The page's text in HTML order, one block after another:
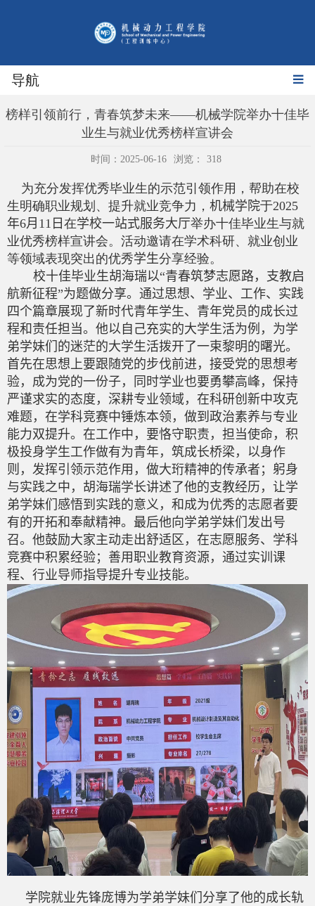
导航
榜样引领前行，青春筑梦未来——机械学院举办十佳毕
业生与就业优秀榜样宣讲会
时间：2025-06-16 浏览： 318
为充分发挥优秀毕业生的示范引领作用，帮助在校
生明确职业规划、提升就业竞争力， 机械学院于2025
年6月 11 日 在学校一站式服务大厅举办十佳毕业生与就
业优秀榜样宣讲会。活动邀请在学术科研、就业创业
等领域表现突出的优秀学生分享经验。
校十佳毕业生胡海瑞以“青春筑梦志愿路，支教启
航新征程”为题做分享。通过思想、学业、工作、实践
四个篇章展现了新时代青年学生、青年党员的成长过
程和责任担当。他以自己充实的大学生活为例，为学
弟学妹们的迷茫的大学生活拨开了一束黎明的曙光。
首先在思想上要跟随党的步伐前进，接受党的思想考
验，成为党的一份子，同时学业也要勇攀高峰，保持
严谨求实的态度，深耕专业领域，在科研创新中攻克
难题，在学科竞赛中锤炼本领，做到政治素养与专业
能力双提升。在工作中，要恪守职责，担当使命，积
极投身学生工作做有为青年，筑成长桥梁，以身作
则，发挥引领示范作用，做大珩精神的传承者；躬身
与实践之中，胡海瑞学长讲述了他的支教经历，让学
弟学妹们感悟到实践的意义，和成为优秀的志愿者要
有的开拓和奉献精神。最后他向学弟学妹们发出号
召。他鼓励大家主动走出舒适区，在志愿服务、学科
竞赛中积累经验；善用职业教育资源，通过实训课
程、行业导师指导提升专业技能。
学院就业先锋庞博为学弟学妹们分享了他的成长轨